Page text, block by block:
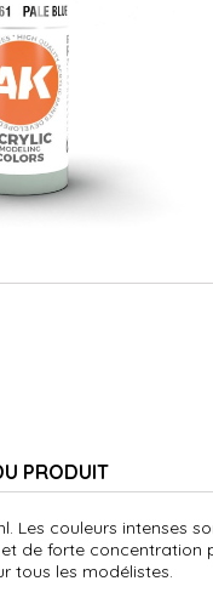
PRODUIT
Les couleurs intenses
de forte
tous les modélistes.